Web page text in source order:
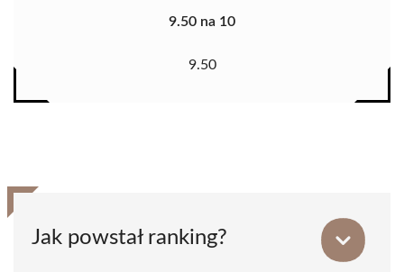
9.50 na 10
9.50
Jak powstał ranking?